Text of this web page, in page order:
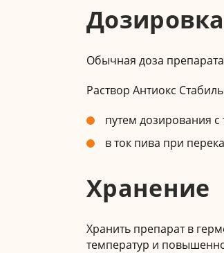
Дозировка
Обычная доза препарата
Раствор Антиокс
путем дозирования
в ток пива при
Хранение
Хранить препарат в
температур и